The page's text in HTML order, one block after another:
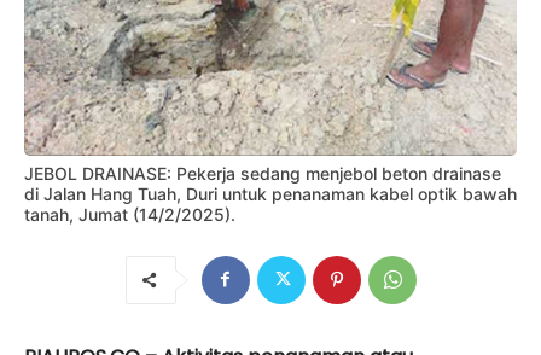
JEBOL DRAINASE: Pekerja sedang menjebol beton drainase
di Jalan Hang Tuah, Duri untuk penanaman kabel optik bawah
tanah, Jumat (14/2/2025).